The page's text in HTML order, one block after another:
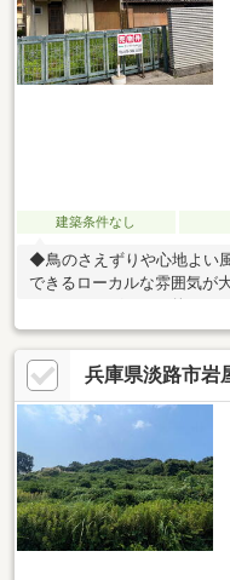
建築条件なし
◆鳥のさえずりや心地よい
できるローカルな雰囲気が
は非常に閑静ですが、車を
トへ手軽にアクセスできま
然」「食」「癒やし」を人
きる、知る人ぞ知る魅力的
兵庫県淡路市岩